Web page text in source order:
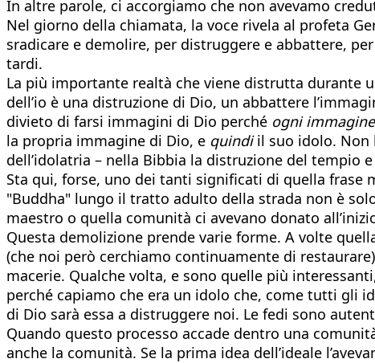
In altre parole, ci accorgiamo che non avevamo
Nel giorno della chiamata, la voce rivela al profeta
sradicare e demolire, per distruggere e abbattere, per
tardi.
La più importante realtà che viene distrutta durante
dell’io è una distruzione di Dio, un abbattere
divieto di farsi immagini di Dio perché ogni
la propria immagine di Dio, e quindiil suo idolo. Non
dell’idolatria – nella Bibbia la distruzione del tempio
Sta qui, forse, uno dei tanti significati di quella frase
"Buddha" lungo il tratto adulto della strada non è
maestro o quella comunità ci avevano donato
Questa demolizione prende varie forme. A volte
(che noi però cerchiamo continuamente di
macerie. Qualche volta, e sono quelle più
perché capiamo che era un idolo che, come tutti gli
di Dio sarà essa a distruggere noi. Le fedi sono
Quando questo processo accade dentro una
anche la comunità. Se la prima idea dell’ideale